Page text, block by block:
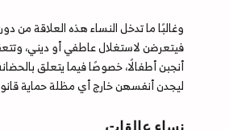
وغالبًا ما تدخل النساء هذه العلاقة من
فيتعرضن لاستغلال عاطفي أو ديني،
أنجبن أطفالًا، خصوصًا فيما يتعلق
ليجدن أنفسهن خارج أي مظلة حماية
نساء عالقات